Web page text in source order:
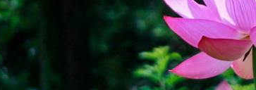
ご挨拶
組織
福利厚生
掲